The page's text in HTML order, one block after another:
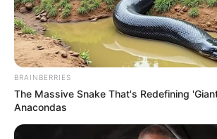
BRAINBERRIES
The Massive Snake That's Redefining
Anacondas